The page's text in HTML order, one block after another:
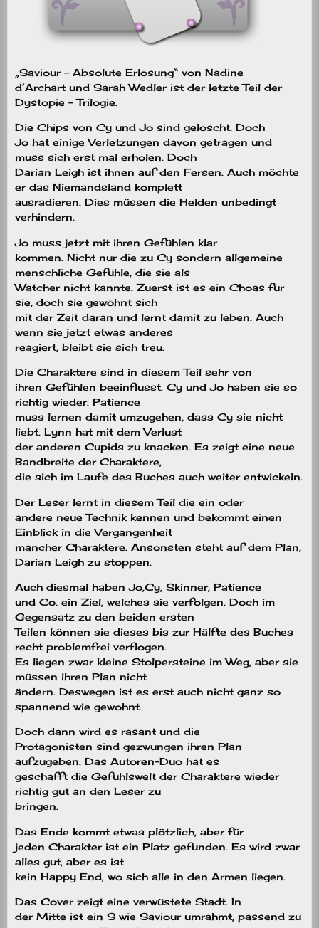
„Saviour – Absolute Erlösung“ von Nadine
d’Archart und Sarah Wedler ist der letzte Teil der
Dystopie – Trilogie.
Die Chips von Cy und Jo sind gelöscht. Doch
Jo hat einige Verletzungen davon getragen und
muss sich erst mal erholen. Doch
Darian Leigh ist ihnen auf den Fersen. Auch möchte
er das Niemandsland komplett
ausradieren. Dies müssen die Helden unbedingt
verhindern.
Jo muss jetzt mit ihren Gefühlen klar
kommen. Nicht nur die zu Cy sondern allgemeine
menschliche Gefühle, die sie als
Watcher nicht kannte. Zuerst ist es ein Choas für
sie, doch sie gewöhnt sich
mit der Zeit daran und lernt damit zu leben. Auch
wenn sie jetzt etwas anderes
reagiert, bleibt sie sich treu.
Die Charaktere sind in diesem Teil sehr von
ihren Gefühlen beeinflusst. Cy und Jo haben sie so
richtig wieder. Patience
muss lernen damit umzugehen, dass Cy sie nicht
liebt. Lynn hat mit dem Verlust
der anderen Cupids zu knacken. Es zeigt eine neue
Bandbreite der Charaktere,
die sich im Laufe des Buches auch weiter entwickeln.
Der Leser lernt in diesem Teil die ein oder
andere neue Technik kennen und bekommt einen
Einblick in die Vergangenheit
mancher Charaktere. Ansonsten steht auf dem Plan,
Darian Leigh zu stoppen.
Auch diesmal haben Jo,Cy, Skinner, Patience
und Co. ein Ziel, welches sie verfolgen. Doch im
Gegensatz zu den beiden ersten
Teilen können sie dieses bis zur Hälfte des Buches
recht problemfrei verflogen.
Es liegen zwar kleine Stolpersteine im Weg, aber sie
müssen ihren Plan nicht
ändern. Deswegen ist es erst auch nicht ganz so
spannend wie gewohnt.
Doch dann wird es rasant und die
Protagonisten sind gezwungen ihren Plan
aufzugeben. Das Autoren-Duo hat es
geschafft die Gefühlswelt der Charaktere wieder
richtig gut an den Leser zu
bringen.
Das Ende kommt etwas plötzlich, aber für
jeden Charakter ist ein Platz gefunden. Es wird zwar
alles gut, aber es ist
kein Happy End, wo sich alle in den Armen liegen.
Das Cover zeigt eine verwüstete Stadt. In
der Mitte ist ein S wie Saviour umrahmt, passend zu